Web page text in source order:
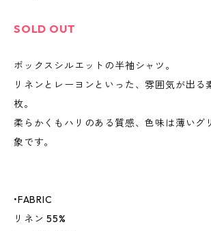
SOLD OUT
ボックスシルエットの半袖シャツ。
リネンとレーヨンといった、雰囲気が出る
枚。
柔らかくもハリのある質感、色味は薄いグ
象です。
•FABRIC
リネン 55%